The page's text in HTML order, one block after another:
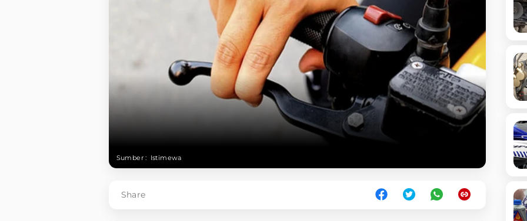
Sumber : Istimewa
Share